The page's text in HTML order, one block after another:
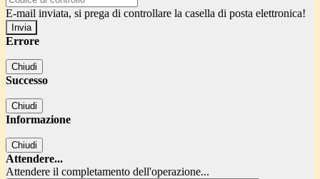
E-mail inviata, si prega di controllare la casella di posta elettronica!
Errore
Chiudi
Successo
Chiudi
Informazione
Chiudi
Attendere...
Attendere il completamento dell'operazione...